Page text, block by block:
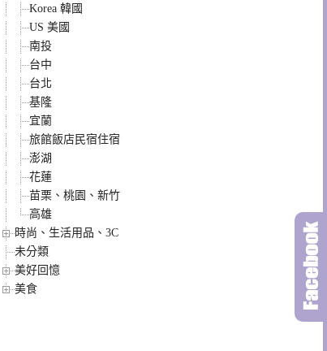
Korea 韓國
US 美國
南投
台中
台北
基隆
宜蘭
旅館飯店民宿住宿
澎湖
花蓮
苗栗、桃園、新竹
高雄
時尚、生活用品、3C
未分類
美好回憶
美食